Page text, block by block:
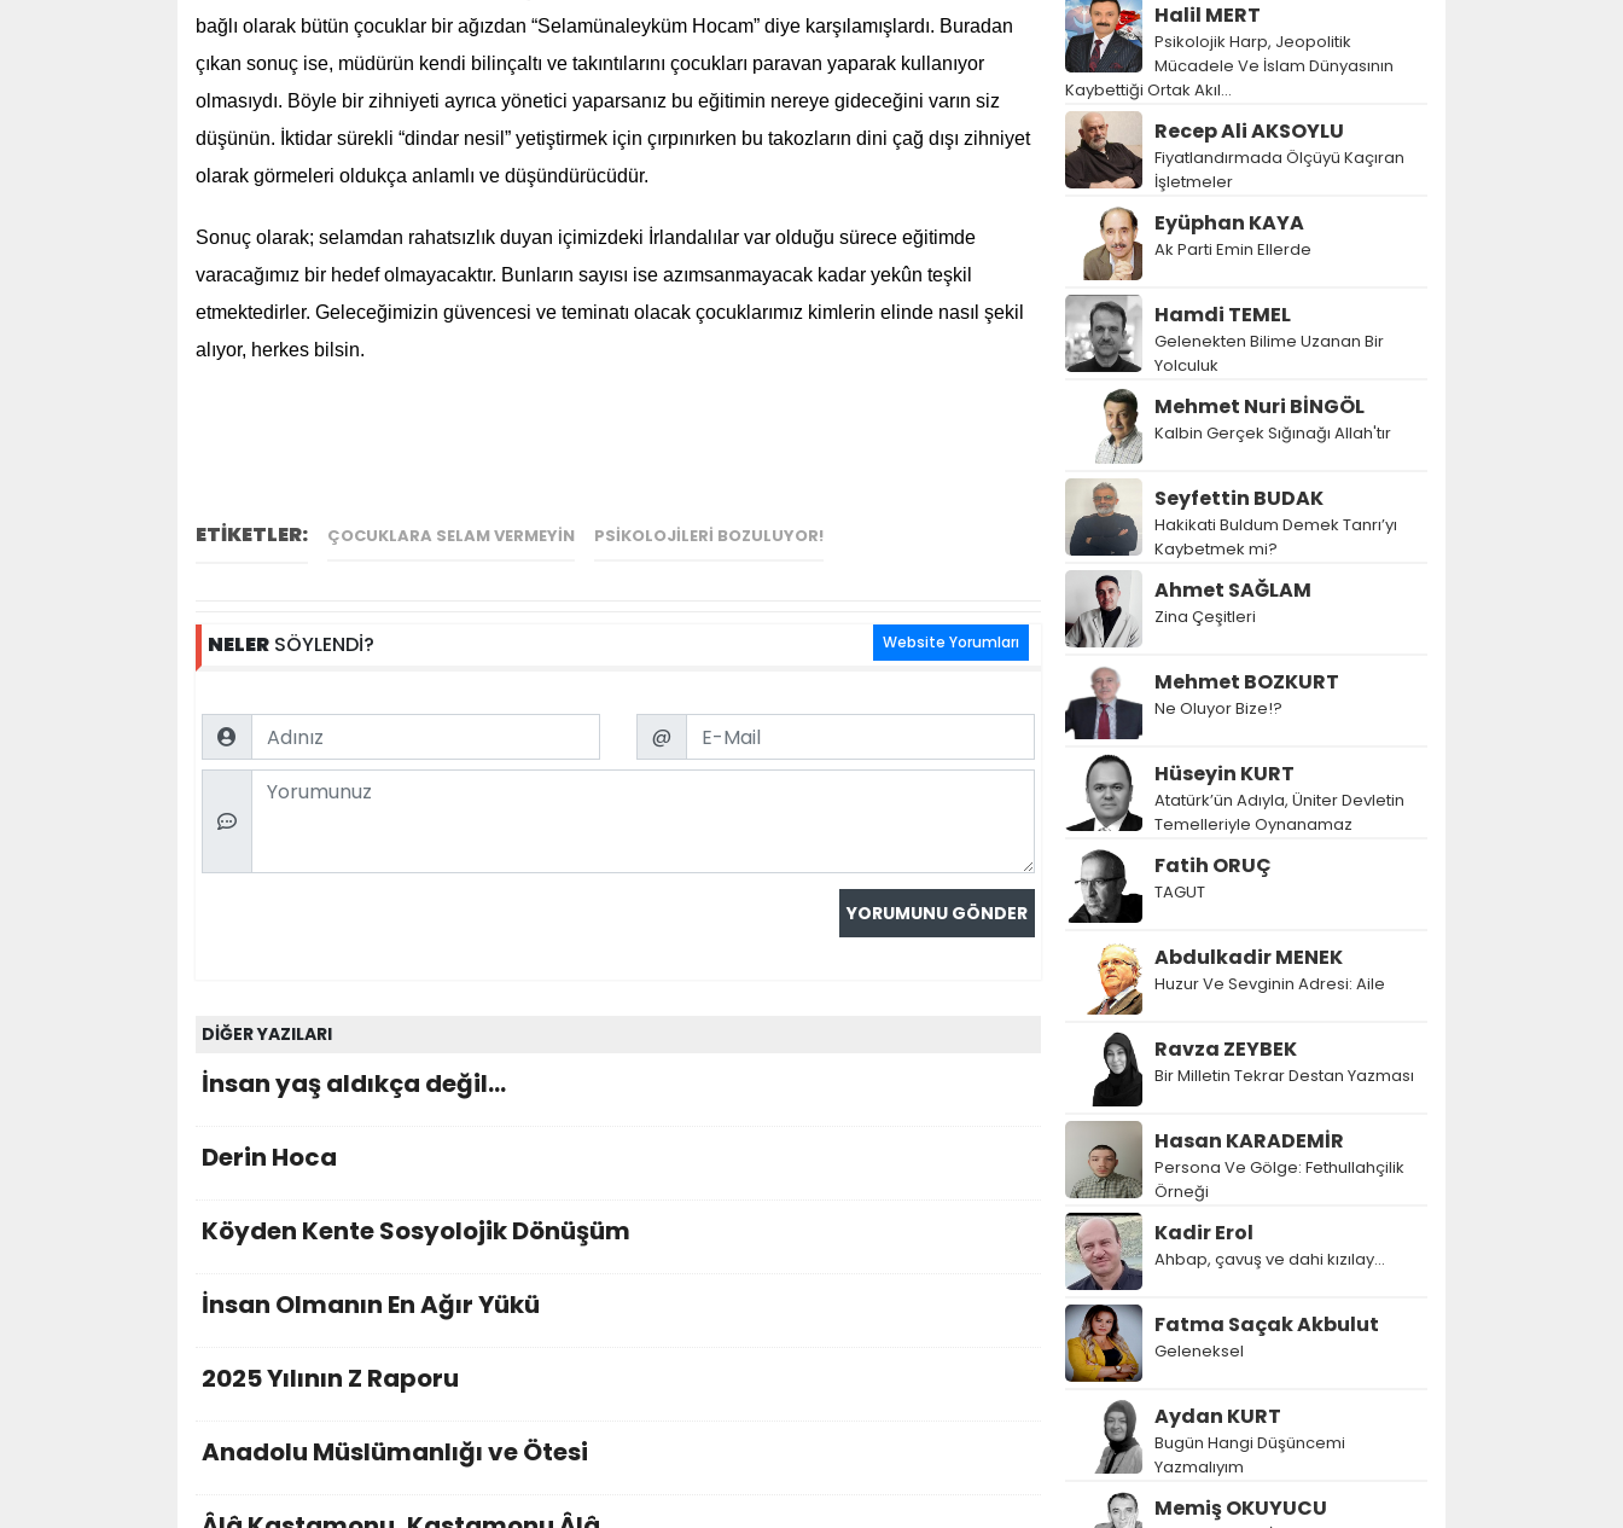
bağlı olarak bütün çocuklar bir ağızdan “Selamünaleyküm Hocam” diye karşılamışlardı. Buradan
çıkan sonuç ise, müdürün kendi bilinçaltı ve takıntılarını çocukları paravan yaparak kullanıyor
olmasıydı. Böyle bir zihniyeti ayrıca yönetici yaparsanız bu eğitimin nereye gideceğini varın siz
düşünün. İktidar sürekli “dindar nesil” yetiştirmek için çırpınırken bu takozların dini çağ dışı zihniyet
olarak görmeleri oldukça anlamlı ve düşündürücüdür.
Sonuç olarak; selamdan rahatsızlık duyan içimizdeki İrlandalılar var olduğu sürece eğitimde
varacağımız bir hedef olmayacaktır. Bunların sayısı ise azımsanmayacak kadar yekûn teşkil
etmektedirler. Geleceğimizin güvencesi ve teminatı olacak çocuklarımız kimlerin elinde nasıl şekil
alıyor, herkes bilsin.
ETİKETLER: ÇOCUKLARA SELAM VERMEYIN PSIKOLOJILERI BOZULUYOR!
NELER SÖYLENDİ? Website Yorumları
Name Email
@
Comment
DİĞER YAZILARI
İnsan yaş aldıkça değil...
Derin Hoca
Köyden Kente Sosyolojik Dönüşüm
İnsan Olmanın En Ağır Yükü
2025 Yılının Z Raporu
Anadolu Müslümanlığı ve Ötesi
Halil MERT
Psikolojik Harp, Jeopolitik
Mücadele Ve İslam Dünyasının
Kaybettiği Ortak Akıl…
Recep Ali AKSOYLU
Fiyatlandırmada Ölçüyü Kaçıran
İşletmeler
Eyüphan KAYA
Ak Parti Emin Ellerde
Hamdi TEMEL
Gelenekten Bilime Uzanan Bir
Yolculuk
Mehmet Nuri BİNGÖL
Kalbin Gerçek Sığınağı Allah'tır
Seyfettin BUDAK
Hakikati Buldum Demek Tanrı’yı
Kaybetmek mi?
Ahmet SAĞLAM
Zina Çeşitleri
Mehmet BOZKURT
Ne Oluyor Bize!?
Hüseyin KURT
Atatürk’ün Adıyla, Üniter Devletin
Temelleriyle Oynanamaz
Fatih ORUÇ
TAGUT
Abdulkadir MENEK
Huzur Ve Sevginin Adresi: Aile
Ravza ZEYBEK
Bir Milletin Tekrar Destan Yazması
Hasan KARADEMİR
Persona Ve Gölge: Fethullahçilik
Örneği
Kadir Erol
Ahbap, çavuş ve dahi kızılay...
Fatma Saçak Akbulut
Geleneksel
Aydan KURT
Bugün Hangi Düşüncemi
Yazmalıyım
Memiş OKUYUCU